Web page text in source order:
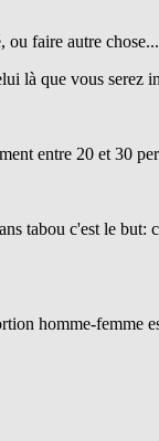
ou faire autre chose...
là que vous serez
entre 20 et 30
tabou c'est le but:
homme-femme